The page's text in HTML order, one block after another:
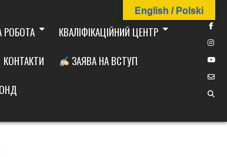
КВАЛІФІКАЦІЙНИЙ ЦЕНТР
КОНТАКТИ
ЗАЯВА НА ВСТУП
English / Polski